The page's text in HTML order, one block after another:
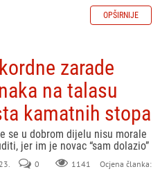
OPŠIRNIJE
zarade
na talasu
kamatnih stopa
se u dobrom dijelu nisu morale
jer im je novac “sam dolazio”
0 1141
Ocjena članka: